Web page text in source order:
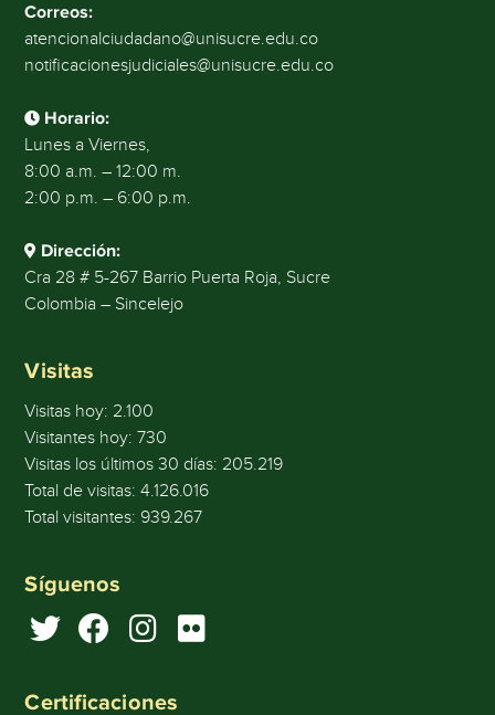
Correos:
atencionalciudadano@unisucre.edu.co
notificacionesjudiciales@unisucre.edu.co
Horario:
Lunes a Viernes,
8:00 a.m. – 12:00 m.
2:00 p.m. – 6:00 p.m.
Dirección:
Cra 28 # 5-267 Barrio Puerta Roja, Sucre
Colombia – Sincelejo
Visitas
Visitas hoy: 2.100
Visitantes hoy:730
Visitas los últimos 30 días: 205.219
Total de visitas:4.126.016
Total visitantes: 939.267
Síguenos
Certificaciones